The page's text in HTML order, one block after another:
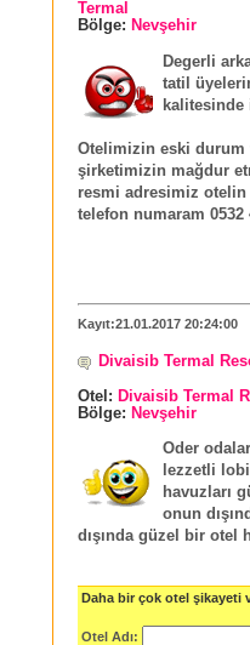
Termal
Bölge: Nevşehir
Degerli
tatil
kalitesinde
Otelimizin eski durum
şirketimizin mağdur
resmi adresimiz
telefon numaram 0532
Kayıt:21.01.2017 20:24:00
Divaisib Termal
Otel: Divaisib Termal
Bölge: Nevşehir
Oder
lezzetli
havuzları
onun
dışında güzel bir otel
Daha bir çok otel şikayeti
Otel Adı: